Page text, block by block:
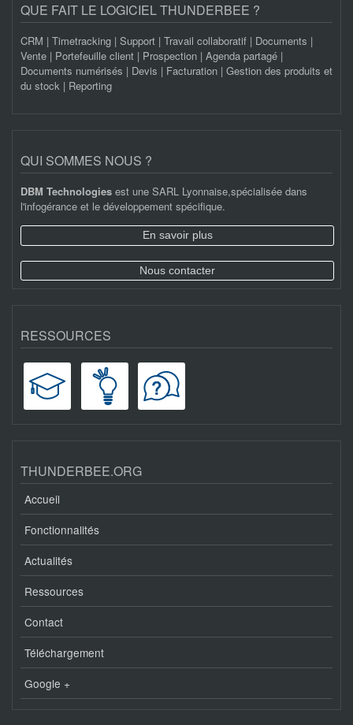
QUE FAIT LE LOGICIEL THUNDERBEE ?
CRM | Timetracking | Support | Travail collaboratif | Documents |
Vente | Portefeuille client | Prospection | Agenda partagé |
Documents numérisés | Devis | Facturation | Gestion des produits et
du stock | Reporting
QUI SOMMES NOUS ?
DBM Technologies est une SARL Lyonnaise,spécialisée dans
l'infogérance et le développement spécifique.
En savoir plus
Nous contacter
RESSOURCES
THUNDERBEE.ORG
Accueil
Fonctionnalités
Actualités
Ressources
Contact
Téléchargement
Google +